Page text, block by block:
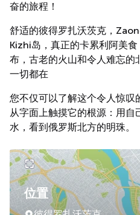
奋的旅程！
舒适的彼得罗扎沃茨克，
Kizhi岛，真正的卡累利阿美
布，古老的火山和令人难忘
一切都在
您不仅可以了解这个令人惊叹
从字面上触摸它的根源：用自
水，看到俄罗斯北方的明珠。
位置